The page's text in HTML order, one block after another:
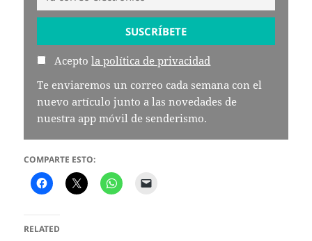
Aceptola política de privacidad
Te enviaremos un correo cada semana con el
nuevo artículo junto a las novedades de
nuestra app móvil de senderismo.
COMPARTE ESTO:
RELATED